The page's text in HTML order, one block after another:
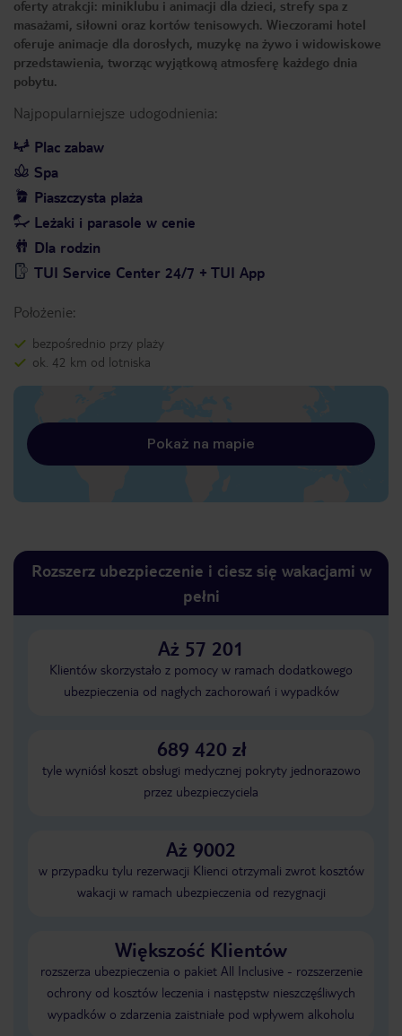
oferty atrakcji: miniklubu i animacji dla dzieci, strefy spa z
masażami, siłowni oraz kortów tenisowych. Wieczorami hotel
oferuje animacje dla dorosłych, muzykę na żywo i widowiskowe
przedstawienia, tworząc wyjątkową atmosferę każdego dnia
pobytu.
Najpopularniejsze udogodnienia:
Plac zabaw
Spa
Piaszczysta plaża
Leżaki i parasole w cenie
Dla rodzin
TUI Service Center 24/7 + TUI App
Położenie:
bezpośrednio przy plaży
ok. 42 km od lotniska
Pokaż na mapie
Rozszerz ubezpieczenie i ciesz się wakacjami w
pełni
Aż 57 201
Klientów skorzystało z pomocy w ramach dodatkowego
ubezpieczenia od nagłych zachorowań i wypadków
689 420 zł
tyle wyniósł koszt obsługi medycznej pokryty jednorazowo
przez ubezpieczyciela
Aż 9002
w przypadku tylu rezerwacji Klienci otrzymali zwrot kosztów
wakacji w ramach ubezpieczenia od rezygnacji
Większość Klientów
rozszerza ubezpieczenia o pakiet All Inclusive - rozszerzenie
ochrony od kosztów leczenia i następstw nieszczęśliwych
wypadków o zdarzenia zaistniałe pod wpływem alkoholu